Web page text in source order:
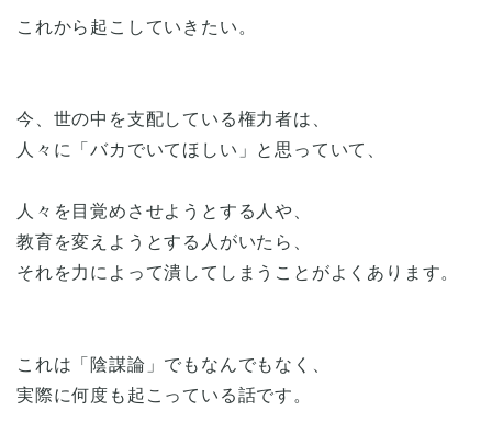
これから起こしていきたい。
今、世の中を支配している権力者は、
人々に「バカでいてほしい」と思っていて、
人々を目覚めさせようとする人や、
教育を変えようとする人がいたら、
それを力によって潰してしまうことがよくあります。
これは「陰謀論」でもなんでもなく、
実際に何度も起こっている話です。